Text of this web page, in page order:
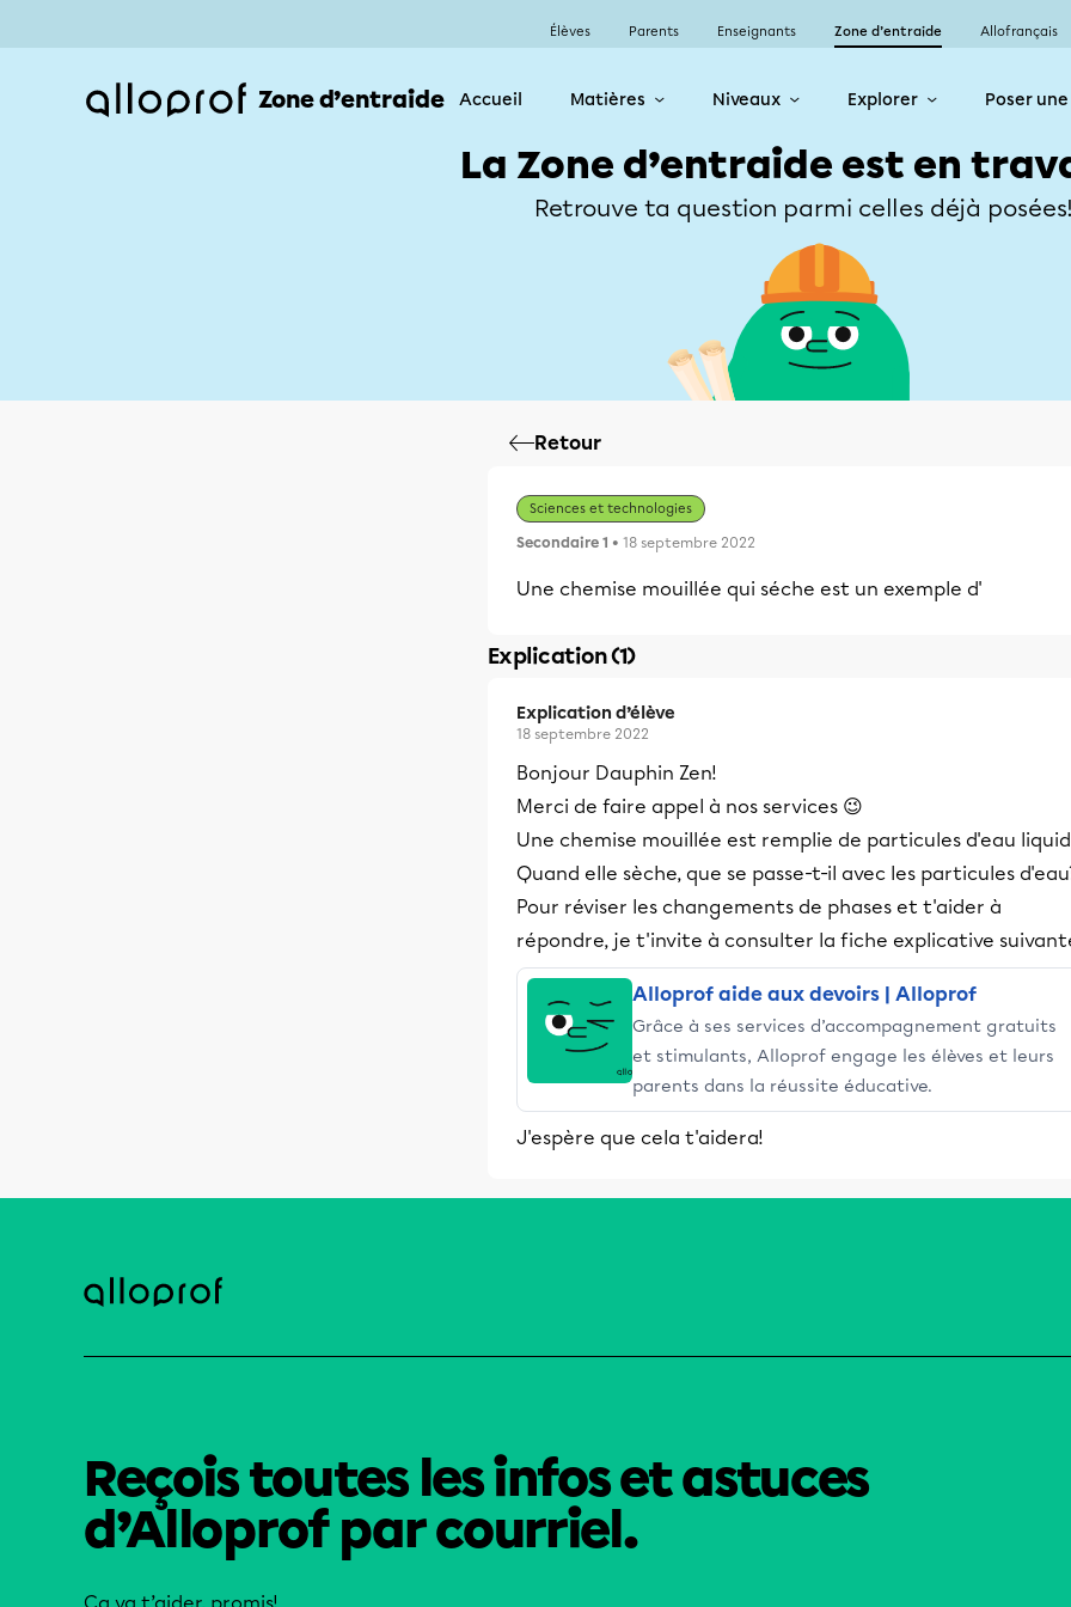
Élèves Parents Enseignants Zone d’entraide Allofrançais
Zone d’entraide Accueil Matières Niveaux Explorer Poser
La Zone d’entraide est en
Retrouve ta question parmi celles déjà posées!
Retour
Sciences et technologies
Secondaire 1 • 18 septembre 2022
Une chemise mouillée qui séche est un exemple d'
Explication (1)
Explication d’élève
18 septembre 2022
Bonjour Dauphin Zen!
Merci de faire appel à nos services 😉
Une chemise mouillée est remplie de particules d'eau
Quand elle sèche, que se passe-t-il avec les particules
Pour réviser les changements de phases et t'aider à
répondre, je t'invite à consulter la fiche explicative
Alloprof aide aux devoirs | Alloprof
Grâce à ses services d’accompagnement gratuits
et stimulants, Alloprof engage les élèves et leurs
parents dans la réussite éducative.
J'espère que cela t'aidera!
Reçois toutes les infos et astuces
d’Alloprof par courriel.